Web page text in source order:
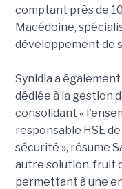
comptant près de
Macédoine,
développement de
Synidia a
dédiée à la gestion
consolidant «
responsable HSE
sécurité », résume
autre solution, fruit
permettant à une